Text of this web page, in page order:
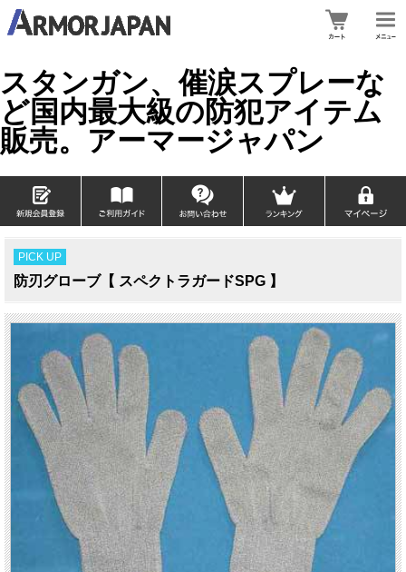
スタンガン、催涙スプレーな
ど国内最大級の防犯アイテム
販売。アーマージャパン
PICK UP
防刃グローブ【 スペクトラガードSPG 】